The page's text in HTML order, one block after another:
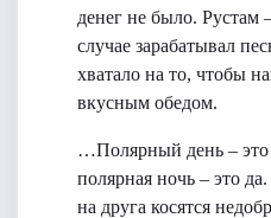
денег не было. Рустам
случае зарабатывал
хватало на то, чтобы
вкусным обедом.
…Полярный день – это
полярная ночь – это
на друга косятся